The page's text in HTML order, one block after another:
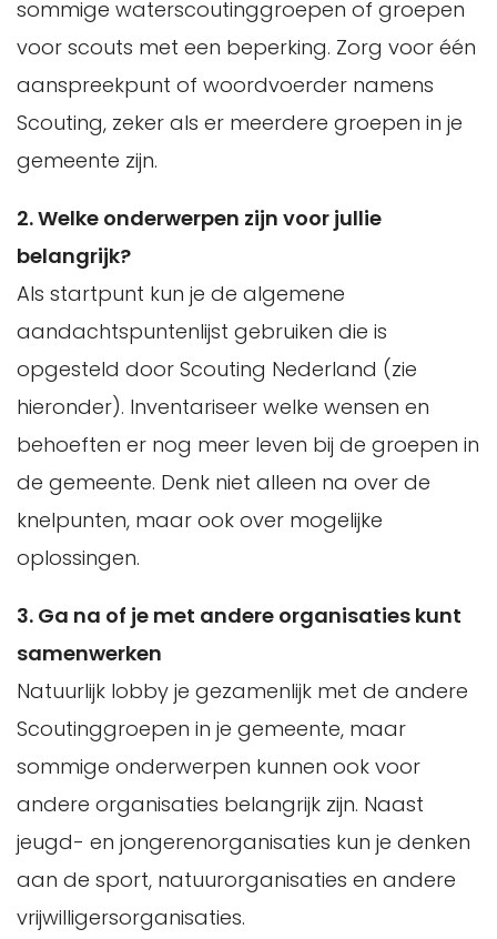
sommige waterscoutinggroepen of groepen
voor scouts met een beperking. Zorg voor één
aanspreekpunt of woordvoerder namens
Scouting, zeker als er meerdere groepen in je
gemeente zijn.
2. Welke onderwerpen zijn voor jullie
belangrijk?
Als startpunt kun je de algemene
aandachtspuntenlijst gebruiken die is
opgesteld door Scouting Nederland (zie
hieronder). Inventariseer welke wensen en
behoeften er nog meer leven bij de groepen in
de gemeente. Denk niet alleen na over de
knelpunten, maar ook over mogelijke
oplossingen.
3. Ga na of je met andere organisaties kunt
samenwerken
Natuurlijk lobby je gezamenlijk met de andere
Scoutinggroepen in je gemeente, maar
sommige onderwerpen kunnen ook voor
andere organisaties belangrijk zijn. Naast
jeugd- en jongerenorganisaties kun je denken
aan de sport, natuurorganisaties en andere
vrijwilligersorganisaties.